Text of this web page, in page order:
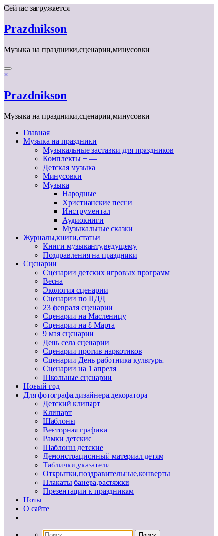
Перейти
содержимому
Сейчас загружается
Prazdnikson
Музыка на праздники,сценарии,минусовки
×
Prazdnikson
Музыка на праздники,сценарии,минусовки
Главная
Музыка на праздники
Музыкальные заставки для праздников
Комплекты + —
Детская музыка
Минусовки
Музыка
Народные
Христианские песни
Инструментал
Аудиокниги
Музыкальные сказки
Журналы,книги,статьи
Книги музыканту,ведущему
Поздравления на праздники
Сценарии
Сценарии детских игровых программ
Весна
Экология сценарии
Сценарии по ПДД
23 февраля сценарии
Сценарии на Масленицу
Сценарии на 8 Марта
9 мая сценарии
День села сценарии
Сценарии против наркотиков
Сценарии День работника культуры
Сценарии на 1 апреля
Школьные сценарии
Новый год
Для фотографа,дизайнера,декоратора
Детский клипарт
Клипарт
Шаблоны
Векторная графика
Рамки детские
Шаблоны детские
Демонстрационный материал детям
Таблички,указатели
Открытки,поздравительные,конверты
Плакаты,банера,растяжки
Презентации к праздникам
Ноты
О сайте